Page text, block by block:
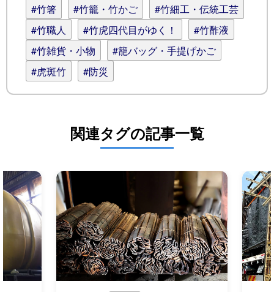
#竹箸
#竹籠・竹かご
#竹細工・伝統工芸
#竹職人
#竹虎四代目がゆく！
#竹酢液
#竹雑貨・小物
#籠バッグ・手提げかご
#虎斑竹
#防災
関連タグの記事一覧